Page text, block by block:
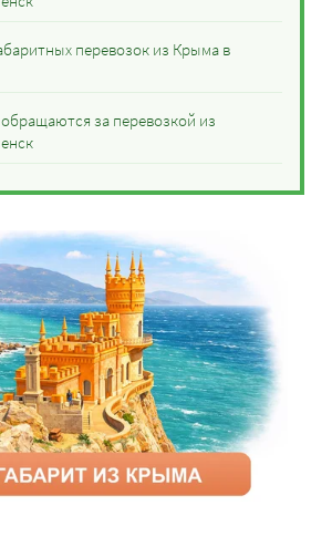
перевозок из Крыма в
за перевозкой из